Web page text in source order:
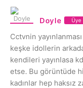
Doyle Üye
Cctvnin
keşke idollerin
kendileri yayınlasa
etse. Bu görüntüde
kadınlar hep haksız